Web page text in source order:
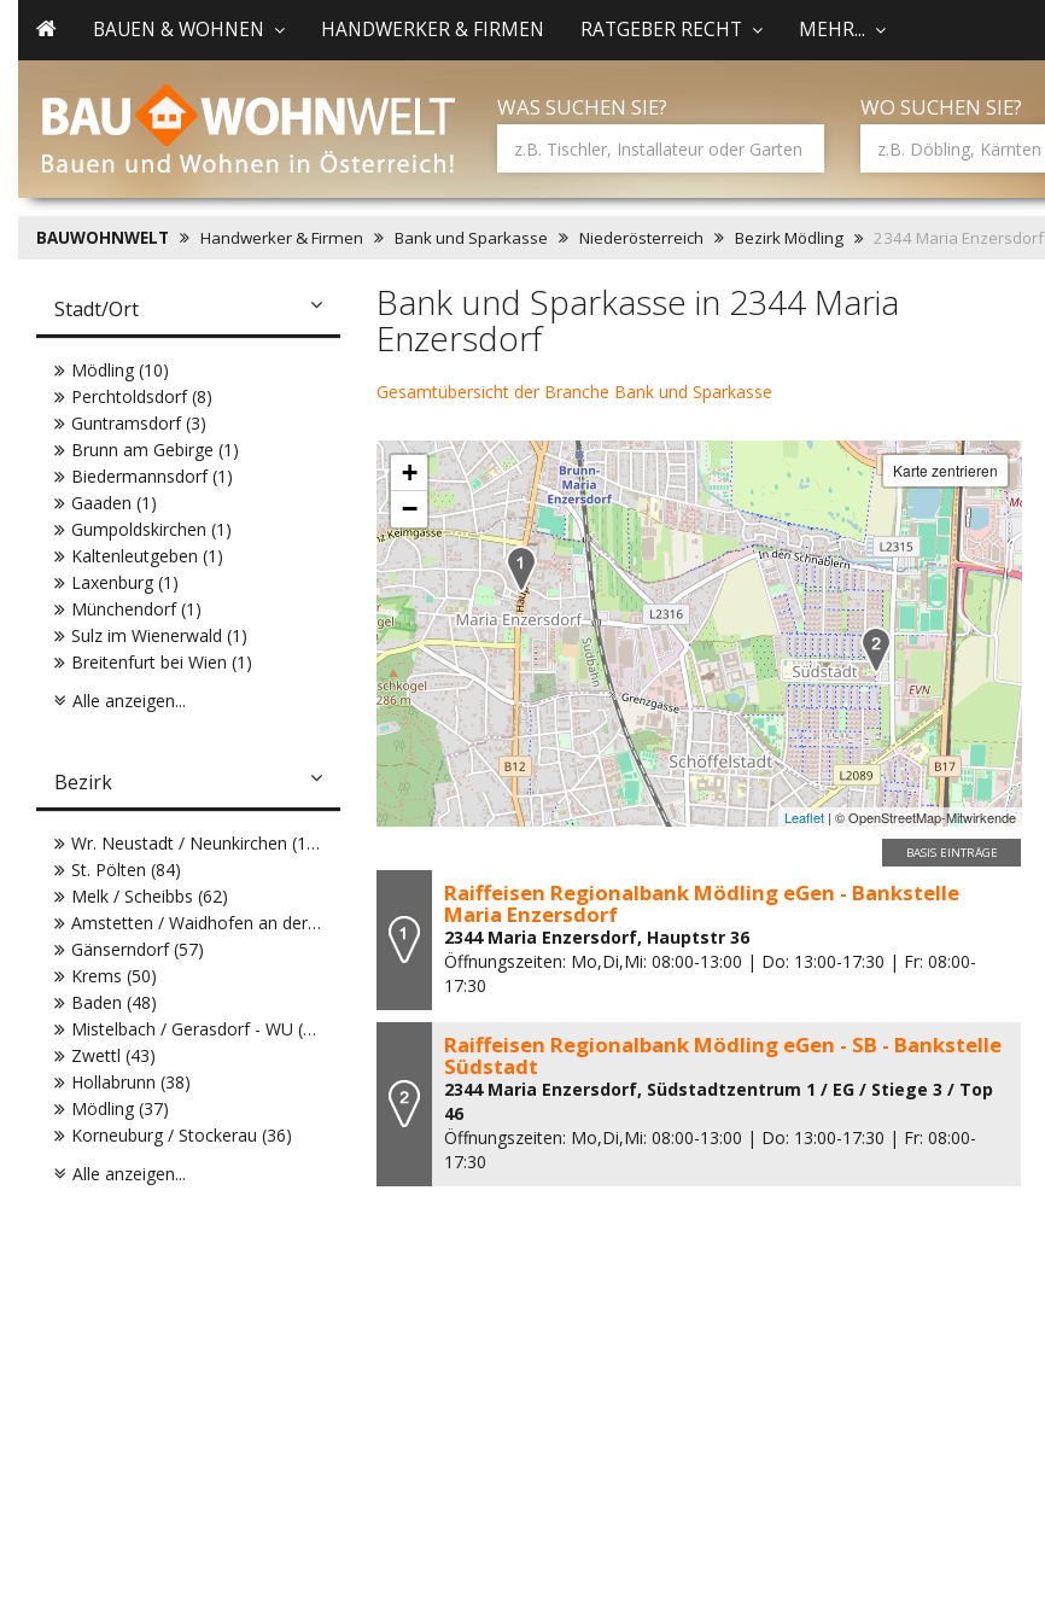
BAUEN & WOHNEN HANDWERKER & FIRMEN RATGEBER RECHT MEHR...
WAS SUCHEN SIE? WO SUCHEN SIE?
BAUWOHNWELT Handwerker & Firmen Bank und Sparkasse Niederösterreich Bezirk Mödling 2344 Maria Enzersdorf
Bank und Sparkasse in 2344 Maria
Enzersdorf
Gesamtübersicht der Branche Bank und Sparkasse
+
−
Karte zentrieren
Leaflet | © OpenStreetMap-Mitwirkende
BASIS EINTRÄGE
Raiffeisen Regionalbank Mödling eGen - Bankstelle
Maria Enzersdorf
2344 Maria Enzersdorf, Hauptstr 36
Öffnungszeiten: Mo,Di,Mi: 08:00-13:00 | Do: 13:00-17:30 | Fr: 08:00-
17:30
Raiffeisen Regionalbank Mödling eGen - SB - Bankstelle
Südstadt
2344 Maria Enzersdorf, Südstadtzentrum 1 / EG / Stiege 3 / Top
46
Öffnungszeiten: Mo,Di,Mi: 08:00-13:00 | Do: 13:00-17:30 | Fr: 08:00-
17:30
Stadt/Ort
Mödling (10)
Perchtoldsdorf (8)
Guntramsdorf (3)
Brunn am Gebirge (1)
Biedermannsdorf (1)
Gaaden (1)
Gumpoldskirchen (1)
Kaltenleutgeben (1)
Laxenburg (1)
Münchendorf (1)
Sulz im Wienerwald (1)
Breitenfurt bei Wien (1)
Alle anzeigen...
Bezirk
Wr. Neustadt / Neunkirchen (104)
St. Pölten (84)
Melk / Scheibbs (62)
Amstetten / Waidhofen an der Ybbs (61)
Gänserndorf (57)
Krems (50)
Baden (48)
Mistelbach / Gerasdorf - WU (43)
Zwettl (43)
Hollabrunn (38)
Mödling (37)
Korneuburg / Stockerau (36)
Alle anzeigen...